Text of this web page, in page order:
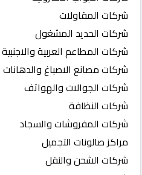
شركات المقاولات
شركات الحديد المشغول
شركات المطاعم العربية والاجنبية
شركات مصانع الاصباغ والدهانات
شركات الجوالات والهواتف
شركات النظافة
شركات المفروشات والسجاد
مراكز صالونات التجميل
شركات الشحن والنقل